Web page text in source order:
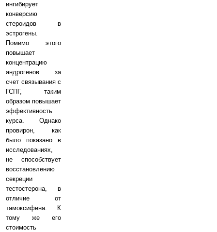
ингибирует
конверсию
стероидов в
эстрогены.
Помимо этого
повышает
концентрацию
андрогенов за
счет связывания с
ГСПГ, таким
образом повышает
эффективность
курса. Однако
провирон, как
было показано в
исследованиях,
не способствует
восстановлению
секреции
тестостерона, в
отличие от
тамоксифена. К
тому же его
стоимость